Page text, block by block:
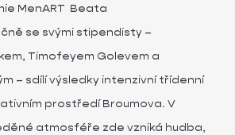
MenART Beata
se svými stipendisty –
Timofeyem Golevem a
– sdílí výsledky intenzivní třídenní
prostředí Broumova. V
atmosféře zde vzniká hudba,